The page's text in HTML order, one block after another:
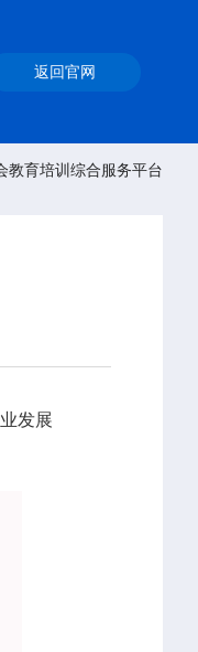
返回官网
教育培训综合服务平台
发展